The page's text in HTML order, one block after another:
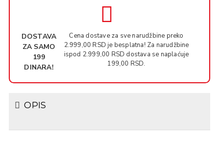
DOSTAVA
ZA SAMO
199
DINARA!
Cena dostave za sve narudžbine preko
2.999,00 RSD je besplatna! Za narudžbine
ispod 2.999,00 RSD dostava se naplaćuje
199,00 RSD.
OPIS